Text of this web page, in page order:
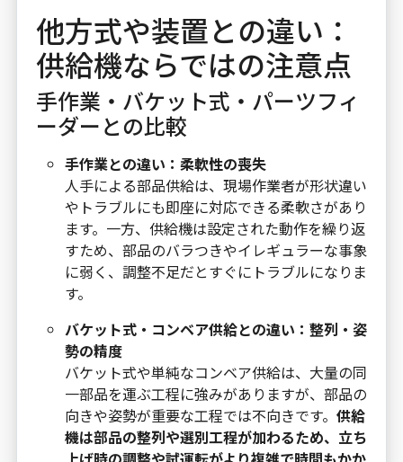
他方式や装置との違い：
供給機ならではの注意点
手作業・バケット式・パーツフィ
ーダーとの比較
手作業との違い：柔軟性の喪失
人手による部品供給は、現場作業者が形状違い
やトラブルにも即座に対応できる柔軟さがあり
ます。一方、供給機は設定された動作を繰り返
すため、部品のバラつきやイレギュラーな事象
に弱く、調整不足だとすぐにトラブルになりま
す。
バケット式・コンベア供給との違い：整列・姿
勢の精度
バケット式や単純なコンベア供給は、大量の同
一部品を運ぶ工程に強みがありますが、部品の
向きや姿勢が重要な工程では不向きです。 供給
機は部品の整列や選別工程が加わるため、立ち